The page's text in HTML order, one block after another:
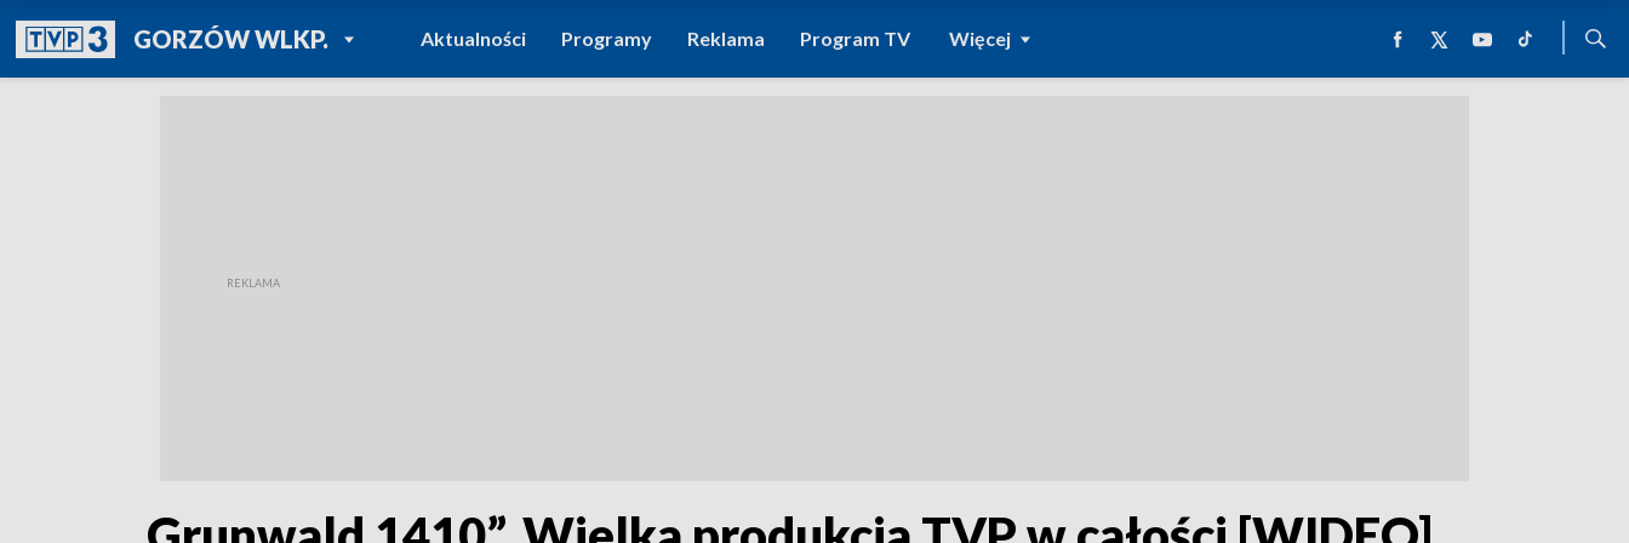
GORZÓW WLKP.POWRÓT DO
TVP REGIONY
Aktualności Programy Reklama Program TV Więcej